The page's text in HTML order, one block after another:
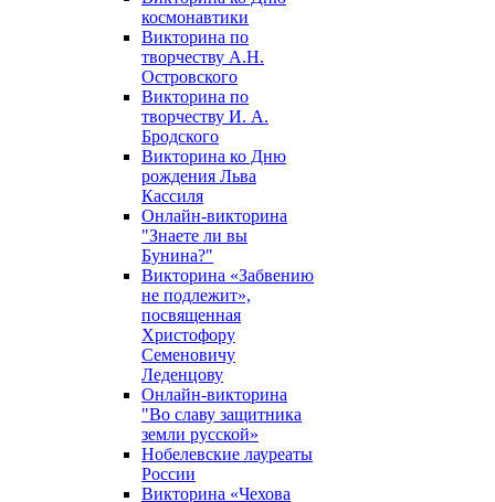
космонавтики
Викторина по
творчеству А.Н.
Островского
Викторина по
творчеству И. А.
Бродского
Викторина ко Дню
рождения Льва
Кассиля
Онлайн-викторина
"Знаете ли вы
Бунина?"
Викторина «Забвению
не подлежит»,
посвященная
Христофору
Семеновичу
Леденцову
Онлайн-викторина
"Во славу защитника
земли русской»
Нобелевские лауреаты
России
Викторина «Чехова